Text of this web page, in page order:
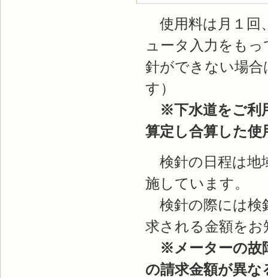
使用料は月１回
ュータ入力をも
針ができない場
す）
※下水道をご利
算定し合算した
検針の日程は地
施しています。
検針の際には検
求される金額を
※メーターの故
の請求金額が異